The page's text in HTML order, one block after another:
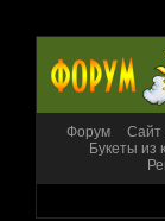
Форум Сайт
Букеты из